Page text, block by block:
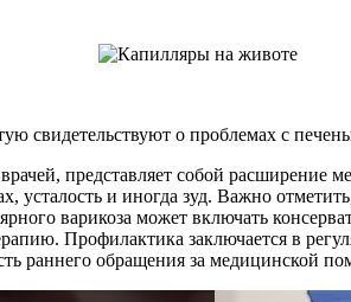
свидетельствуют о проблемах с
представляет собой расширение
усталость и иногда зуд. Важно
варикоза может включать
Профилактика заключается в
раннего обращения за медицинской